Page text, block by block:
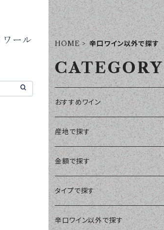
HOME 辛口ワイン以外で探す
CATEGORY
おすすめワイン
おすすめワインセット
産地で探す
日本ワイン
フランス
ボルドー
イタリア
金額で探す
￥1～￥1,999
￥2,000～￥2,999
タイプで探す
赤ワイン
辛口ワイン以外で探す